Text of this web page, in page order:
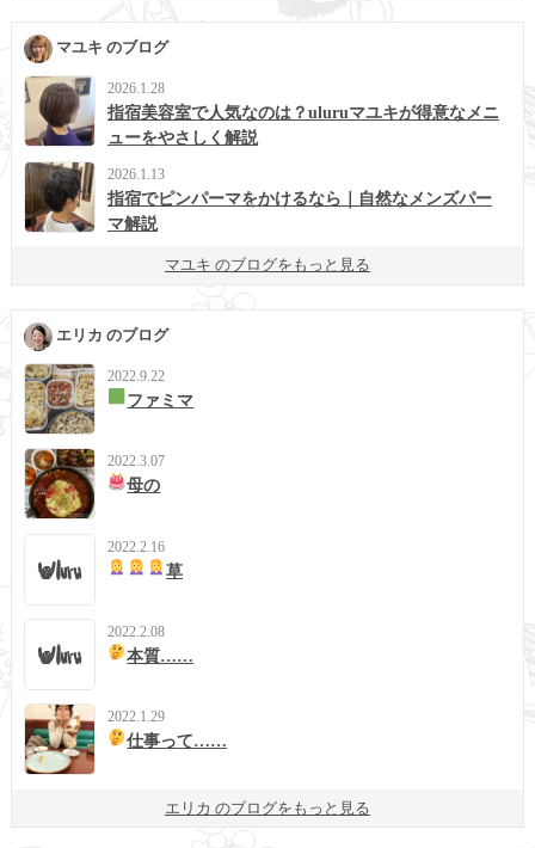
マユキ のブログ
2026.1.28
指宿美容室で人気なのは？uluruマユキが得意なメニ
ューをやさしく解説
2026.1.13
指宿でピンパーマをかけるなら｜自然なメンズパー
マ解説
マユキ のブログをもっと見る
エリカ のブログ
2022.9.22
ファミマ
2022.3.07
母の
2022.2.16
草
2022.2.08
本質……
2022.1.29
仕事って……
エリカ のブログをもっと見る